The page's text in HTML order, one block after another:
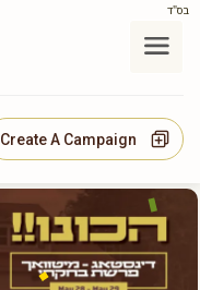
בס"ד
Create A Campaign